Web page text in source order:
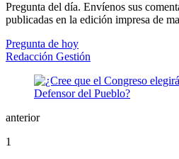
Pregunta del día. Envíenos sus
publicadas en la edición impresa de
Pregunta de hoy
Redacción Gestión
anterior
1